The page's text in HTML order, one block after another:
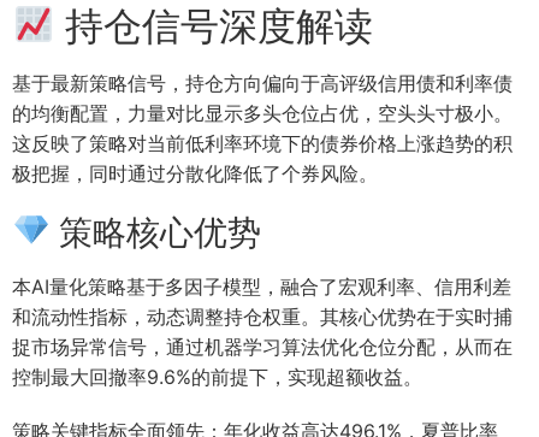
持仓信号深度解读
基于最新策略信号，持仓方向偏向于高评级信用债和利率债
的均衡配置，力量对比显示多头仓位占优，空头头寸极小。
这反映了策略对当前低利率环境下的债券价格上涨趋势的积
极把握，同时通过分散化降低了个券风险。
策略核心优势
本AI量化策略基于多因子模型，融合了宏观利率、信用利差
和流动性指标，动态调整持仓权重。其核心优势在于实时捕
捉市场异常信号，通过机器学习算法优化仓位分配，从而在
控制最大回撤率9.6%的前提下，实现超额收益。
策略关键指标全面领先：年化收益高达496.1%，夏普比率